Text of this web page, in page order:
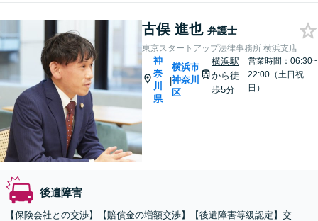
古俣 進也 弁護士
東京スタートアップ法律事務所 横浜支店
神
奈
川
県
|
横浜市
神奈川
区
横浜駅
から徒
歩5分
営業時間：06:30~
22:00（土日祝
日）
後遺障害
【保険会社との交渉】【賠償金の増額交渉】【後遺障害等級認定】交